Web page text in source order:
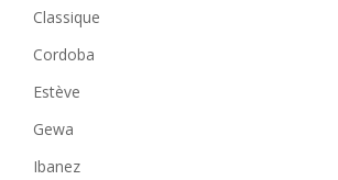
Classique
Cordoba
Estève
Gewa
Ibanez